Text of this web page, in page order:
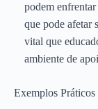
podem enfrentar
que pode afetar
vital que
ambiente de
Exemplos Práticos